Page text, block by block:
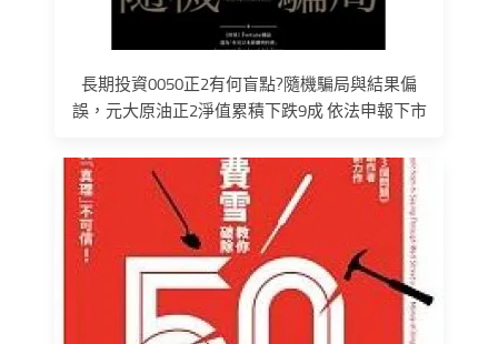
長期投資0050正2有何盲點?隨機騙局與結果偏
誤，元大原油正2淨值累積下跌9成 依法申報下市